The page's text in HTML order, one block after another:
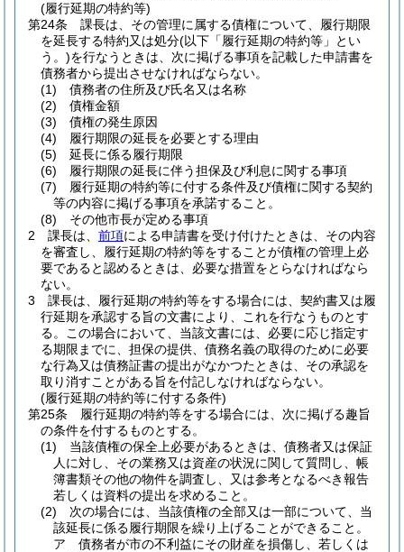
(履行延期の特約等)
第24条
課長は、その管理に属する債権について、履行期限
を延長する特約又は処分(以下「履行延期の特約等」とい
う。)を行なうときは、次に掲げる事項を記載した申請書を
債務者から提出させなければならない。
(1)
債務者の住所及び氏名又は名称
(2)
債権金額
(3)
債権の発生原因
(4)
履行期限の延長を必要とする理由
(5)
延長に係る履行期限
(6)
履行期限の延長に伴う担保及び利息に関する事項
(7)
履行延期の特約等に付する条件及び債権に関する契約
等の内容に掲げる事項を承諾すること。
(8)
その他市長が定める事項
2
課長は、 前項による申請書を受け付けたときは、その内容
を審査し、履行延期の特約等をすることが債権の管理上必
要であると認めるときは、必要な措置をとらなければなら
ない。
3
課長は、履行延期の特約等をする場合には、契約書又は履
行延期を承認する旨の文書により、これを行なうものとす
る。
この場合において、当該文書には、必要に応じ指定す
る期限までに、担保の提供、債務名義の取得のために必要
な行為又は債務証書の提出がなかつたときは、その承認を
取り消すことがある旨を付記しなければならない。
(履行延期の特約等に付する条件)
第25条
履行延期の特約等をする場合には、次に掲げる趣旨
の条件を付するものとする。
(1)
当該債権の保全上必要があるときは、債務者又は保証
人に対し、その業務又は資産の状況に関して質問し、帳
簿書類その他の物件を調査し、又は参考となるべき報告
若しくは資料の提出を求めること。
(2)
次の場合には、当該債権の全部又は一部について、当
該延長に係る履行期限を繰り上げることができること。
ア
債務者が市の不利益にその財産を損傷し、若しくは